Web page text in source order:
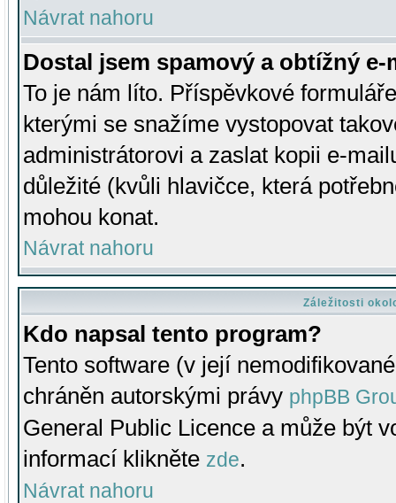
Návrat nahoru
Dostal jsem spamový a obtížný
To je nám líto. Příspěvkové
kterými se snažíme vystopovat
administrátorovi a zaslat kopii e-
důležité (kvůli hlavičce, která
mohou konat.
Návrat nahoru
Záležitosti
Kdo napsal tento program?
Tento software (v její
chráněn autorskými právy phpBB
General Public Licence a může být
informací klikněte zde.
Návrat nahoru